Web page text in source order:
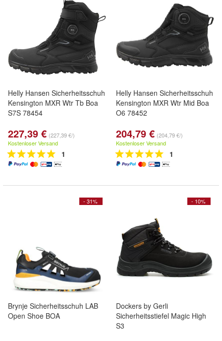
Helly Hansen Sicherheitsschuh
Kensington MXR Wtr Tb Boa
S7S 78454
227,39 € (227,39 €/)
Kostenloser Versand
1
Helly Hansen Sicherheitsschuh
Kensington MXR Wtr Mid Boa
O6 78452
204,79 € (204,79 €/)
Kostenloser Versand
1
- 31%
Brynje Sicherheitsschuh LAB
Open Shoe BOA
- 10%
Dockers by Gerli
Sicherheitsstiefel Magic High
S3